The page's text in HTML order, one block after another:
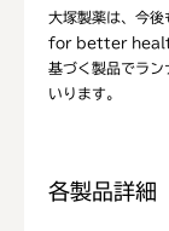
大塚製薬は、
for better health
基づく製品でラン
いります。
各製品詳細